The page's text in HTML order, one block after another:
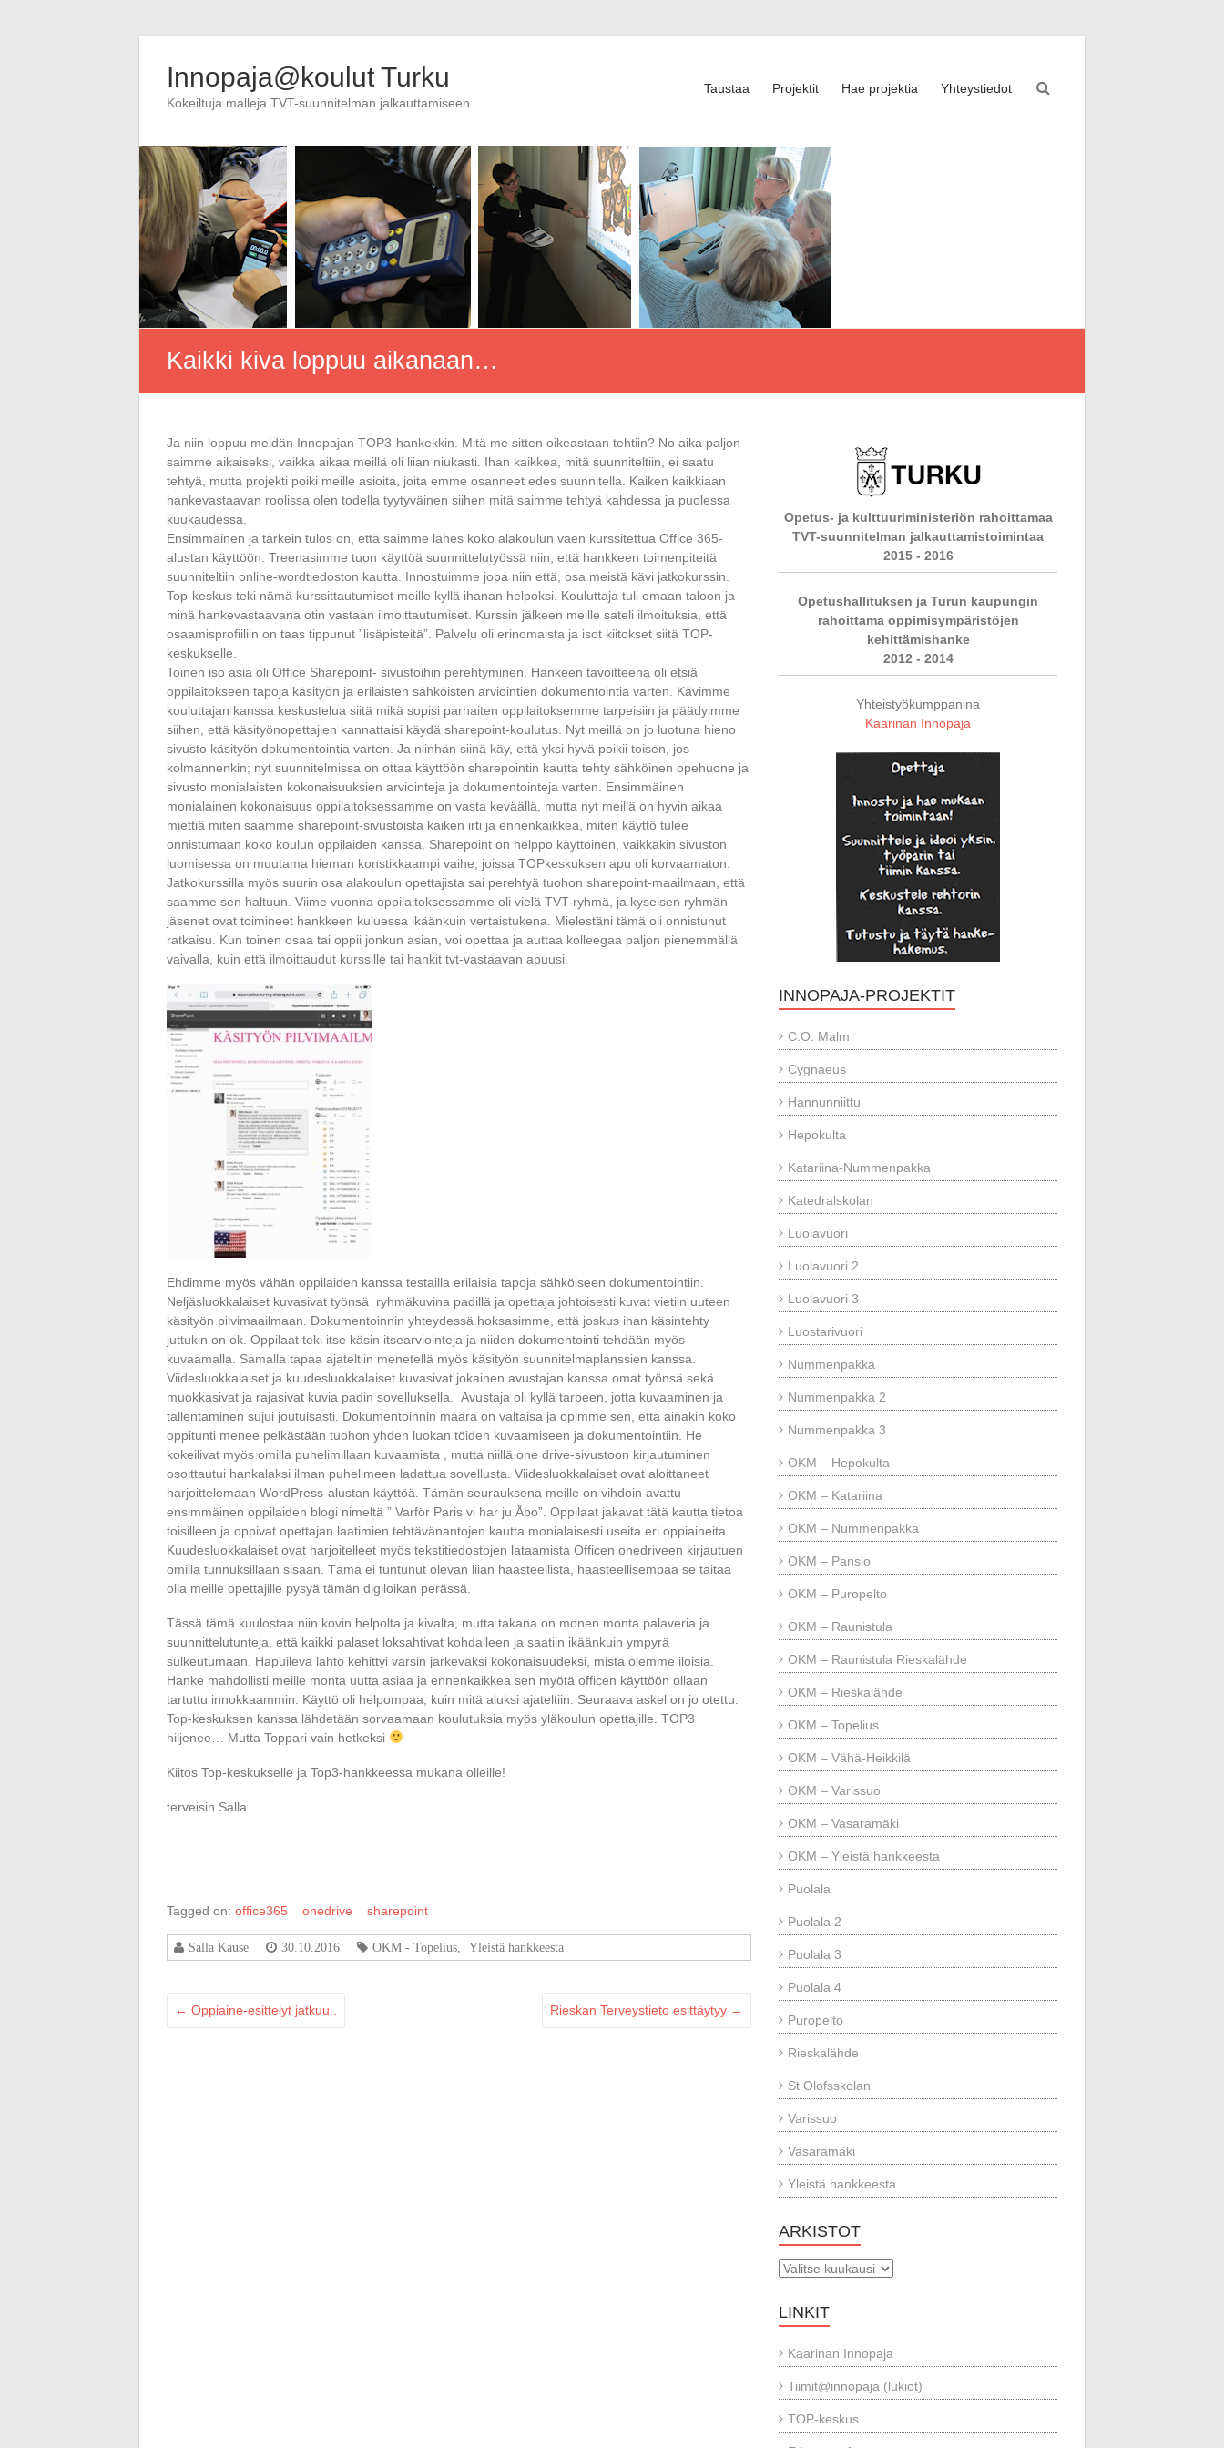
Innopaja@koulut Turku
Kokeiltuja malleja TVT-suunnitelman jalkauttamiseen
Taustaa Projektit Hae projektia Yhteystiedot
Kaikki kiva loppuu aikanaan…
Ja niin loppuu meidän Innopajan TOP3-hankekkin. Mitä me sitten oikeastaan tehtiin? No aika paljon
saimme aikaiseksi, vaikka aikaa meillä oli liian niukasti. Ihan kaikkea, mitä suunniteltiin, ei saatu
tehtyä, mutta projekti poiki meille asioita, joita emme osanneet edes suunnitella. Kaiken kaikkiaan
hankevastaavan roolissa olen todella tyytyväinen siihen mitä saimme tehtyä kahdessa ja puolessa
kuukaudessa.
Ensimmäinen ja tärkein tulos on, että saimme lähes koko alakoulun väen kurssitettua Office 365-
alustan käyttöön. Treenasimme tuon käyttöä suunnittelutyössä niin, että hankkeen toimenpiteitä
suunniteltiin online-wordtiedoston kautta. Innostuimme jopa niin että, osa meistä kävi jatkokurssin.
Top-keskus teki nämä kurssittautumiset meille kyllä ihanan helpoksi. Kouluttaja tuli omaan taloon ja
minä hankevastaavana otin vastaan ilmoittautumiset. Kurssin jälkeen meille sateli ilmoituksia, että
osaamisprofiiliin on taas tippunut ”lisäpisteitä”. Palvelu oli erinomaista ja isot kiitokset siitä TOP-
keskukselle.
Toinen iso asia oli Office Sharepoint- sivustoihin perehtyminen. Hankeen tavoitteena oli etsiä
oppilaitokseen tapoja käsityön ja erilaisten sähköisten arviointien dokumentointia varten. Kävimme
kouluttajan kanssa keskustelua siitä mikä sopisi parhaiten oppilaitoksemme tarpeisiin ja päädyimme
siihen, että käsityönopettajien kannattaisi käydä sharepoint-koulutus. Nyt meillä on jo luotuna hieno
sivusto käsityön dokumentointia varten. Ja niinhän siinä käy, että yksi hyvä poikii toisen, jos
kolmannenkin; nyt suunnitelmissa on ottaa käyttöön sharepointin kautta tehty sähköinen opehuone ja
sivusto monialaisten kokonaisuuksien arviointeja ja dokumentointeja varten. Ensimmäinen
monialainen kokonaisuus oppilaitoksessamme on vasta keväällä, mutta nyt meillä on hyvin aikaa
miettiä miten saamme sharepoint-sivustoista kaiken irti ja ennenkaikkea, miten käyttö tulee
onnistumaan koko koulun oppilaiden kanssa. Sharepoint on helppo käyttöinen, vaikkakin sivuston
luomisessa on muutama hieman konstikkaampi vaihe, joissa TOPkeskuksen apu oli korvaamaton.
Jatkokurssilla myös suurin osa alakoulun opettajista sai perehtyä tuohon sharepoint-maailmaan, että
saamme sen haltuun. Viime vuonna oppilaitoksessamme oli vielä TVT-ryhmä, ja kyseisen ryhmän
jäsenet ovat toimineet hankkeen kuluessa ikäänkuin vertaistukena. Mielestäni tämä oli onnistunut
ratkaisu. Kun toinen osaa tai oppii jonkun asian, voi opettaa ja auttaa kolleegaa paljon pienemmällä
vaivalla, kuin että ilmoittaudut kurssille tai hankit tvt-vastaavan apuusi.
Ehdimme myös vähän oppilaiden kanssa testailla erilaisia tapoja sähköiseen dokumentointiin.
Neljäsluokkalaiset kuvasivat työnsä ryhmäkuvina padillä ja opettaja johtoisesti kuvat vietiin uuteen
käsityön pilvimaailmaan. Dokumentoinnin yhteydessä hoksasimme, että joskus ihan käsintehty
juttukin on ok. Oppilaat teki itse käsin itsearviointeja ja niiden dokumentointi tehdään myös
kuvaamalla. Samalla tapaa ajateltiin menetellä myös käsityön suunnitelmaplanssien kanssa.
Viidesluokkalaiset ja kuudesluokkalaiset kuvasivat jokainen avustajan kanssa omat työnsä sekä
muokkasivat ja rajasivat kuvia padin sovelluksella. Avustaja oli kyllä tarpeen, jotta kuvaaminen ja
tallentaminen sujui joutuisasti. Dokumentoinnin määrä on valtaisa ja opimme sen, että ainakin koko
oppitunti menee pelkästään tuohon yhden luokan töiden kuvaamiseen ja dokumentointiin. He
kokeilivat myös omilla puhelimillaan kuvaamista , mutta niillä one drive-sivustoon kirjautuminen
osoittautui hankalaksi ilman puhelimeen ladattua sovellusta. Viidesluokkalaiset ovat aloittaneet
harjoittelemaan WordPress-alustan käyttöä. Tämän seurauksena meille on vihdoin avattu
ensimmäinen oppilaiden blogi nimeltä ” Varför Paris vi har ju Åbo”. Oppilaat jakavat tätä kautta tietoa
toisilleen ja oppivat opettajan laatimien tehtävänantojen kautta monialaisesti useita eri oppiaineita.
Kuudesluokkalaiset ovat harjoitelleet myös tekstitiedostojen lataamista Officen onedriveen kirjautuen
omilla tunnuksillaan sisään. Tämä ei tuntunut olevan liian haasteellista, haasteellisempaa se taitaa
olla meille opettajille pysyä tämän digiloikan perässä.
Tässä tämä kuulostaa niin kovin helpolta ja kivalta, mutta takana on monen monta palaveria ja
suunnittelutunteja, että kaikki palaset loksahtivat kohdalleen ja saatiin ikäänkuin ympyrä
sulkeutumaan. Hapuileva lähtö kehittyi varsin järkeväksi kokonaisuudeksi, mistä olemme iloisia.
Hanke mahdollisti meille monta uutta asiaa ja ennenkaikkea sen myötä officen käyttöön ollaan
tartuttu innokkaammin. Käyttö oli helpompaa, kuin mitä aluksi ajateltiin. Seuraava askel on jo otettu.
Top-keskuksen kanssa lähdetään sorvaamaan koulutuksia myös yläkoulun opettajille. TOP3
hiljenee… Mutta Toppari vain hetkeksi
Kiitos Top-keskukselle ja Top3-hankkeessa mukana olleille!
terveisin Salla
Tagged on: office365 onedrive sharepoint
Salla Kause 30.10.2016 OKM - Topelius Yleistä hankkeesta
← Oppiaine-esittelyt jatkuu.. Rieskan Terveystieto esittäytyy →
Opetus- ja kulttuuriministeriön rahoittamaa
TVT-suunnitelman jalkauttamistoimintaa
2015 - 2016
Opetushallituksen ja Turun kaupungin
rahoittama oppimisympäristöjen
kehittämishanke
2012 - 2014
Yhteistyökumppanina
Kaarinan Innopaja
INNOPAJA-PROJEKTIT
C.O. Malm
Cygnaeus
Hannunniittu
Hepokulta
Katariina-Nummenpakka
Katedralskolan
Luolavuori
Luolavuori 2
Luolavuori 3
Luostarivuori
Nummenpakka
Nummenpakka 2
Nummenpakka 3
OKM – Hepokulta
OKM – Katariina
OKM – Nummenpakka
OKM – Pansio
OKM – Puropelto
OKM – Raunistula
OKM – Raunistula Rieskalähde
OKM – Rieskalähde
OKM – Topelius
OKM – Vähä-Heikkilä
OKM – Varissuo
OKM – Vasaramäki
OKM – Yleistä hankkeesta
Puolala
Puolala 2
Puolala 3
Puolala 4
Puropelto
Rieskalähde
St Olofsskolan
Varissuo
Vasaramäki
Yleistä hankkeesta
ARKISTOT
Arkistot
LINKIT
Kaarinan Innopaja
Tiimit@innopaja (lukiot)
TOP-keskus